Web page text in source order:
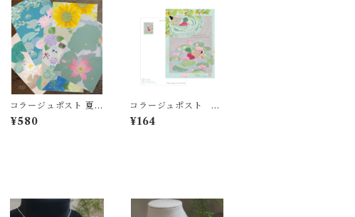
コラージュポスト 夏の
5枚セット
¥580
コラージュポスト 夏
シリーズ
¥164